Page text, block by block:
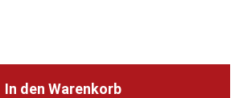
In den Warenkorb